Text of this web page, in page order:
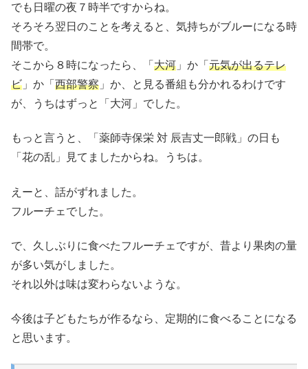
でも日曜の夜７時半ですからね。
そろそろ翌日のことを考えると、気持ちがブルーになる時
間帯で。
そこから８時になったら、「 大河 」か「 元気が出るテレ
ビ 」か「 西部警察 」か、と見る番組も分かれるわけです
が、うちはずっと「大河」でした。
もっと言うと、「薬師寺保栄 対 辰吉丈一郎戦」の日も
「花の乱」見てましたからね。うちは。
えーと、話がずれました。
フルーチェでした。
で、久しぶりに食べたフルーチェですが、昔より果肉の量
が多い気がしました。
それ以外は味は変わらないような。
今後は子どもたちが作るなら、定期的に食べることになる
と思います。